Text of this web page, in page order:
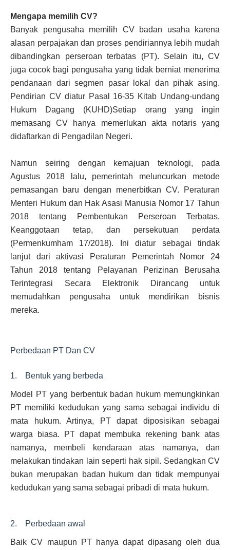
Mengapa memilih CV?
Banyak pengusaha memilih CV badan usaha karena
alasan perpajakan dan proses pendiriannya lebih mudah
dibandingkan perseroan terbatas (PT). Selain itu, CV
juga cocok bagi pengusaha yang tidak berniat menerima
pendanaan dari segmen pasar lokal dan pihak asing.
Pendirian CV diatur Pasal 16-35 Kitab Undang-undang
Hukum Dagang (KUHD)Setiap orang yang ingin
memasang CV hanya memerlukan akta notaris yang
didaftarkan di Pengadilan Negeri.
Namun seiring dengan kemajuan teknologi, pada
Agustus 2018 lalu, pemerintah meluncurkan metode
pemasangan baru dengan menerbitkan CV. Peraturan
Menteri Hukum dan Hak Asasi Manusia Nomor 17 Tahun
2018 tentang Pembentukan Perseroan Terbatas,
Keanggotaan tetap, dan persekutuan perdata
(Permenkumham 17/2018). Ini diatur sebagai tindak
lanjut dari aktivasi Peraturan Pemerintah Nomor 24
Tahun 2018 tentang Pelayanan Perizinan Berusaha
Terintegrasi Secara Elektronik Dirancang untuk
memudahkan pengusaha untuk mendirikan bisnis
mereka.
Perbedaan PT Dan CV
1. Bentuk yang berbeda
Model PT yang berbentuk badan hukum memungkinkan
PT memiliki kedudukan yang sama sebagai individu di
mata hukum. Artinya, PT dapat diposisikan sebagai
warga biasa. PT dapat membuka rekening bank atas
namanya, membeli kendaraan atas namanya, dan
melakukan tindakan lain seperti hak sipil. Sedangkan CV
bukan merupakan badan hukum dan tidak mempunyai
kedudukan yang sama sebagai pribadi di mata hukum.
2. Perbedaan awal
Baik CV maupun PT hanya dapat dipasang oleh dua